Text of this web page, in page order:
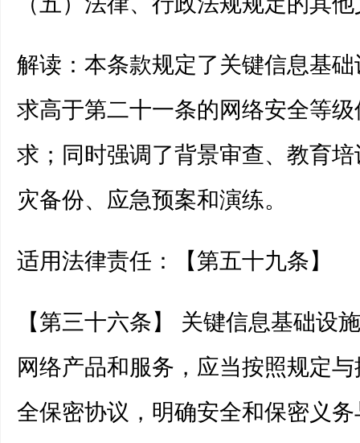
解读：本条款规定了关键信息基
求高于第二十一条的网络安全等
求；同时强调了背景审查、教育
灾备份、应急预案和演练。
适用法律责任：【第五十九条】
【第三十六条】 关键信息基础设
网络产品和服务，应当按照规定
全保密协议，明确安全和保密义